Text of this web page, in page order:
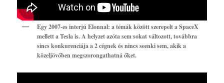
Egy 2007-es interjú Elonnal: a témák között szerepelt a SpaceX
mellett a Tesla is. A helyzet azóta sem sokat változott, továbbra
sincs konkurenciája a 2 cégnek és nincs seenki sem, akik a
közeljövőben megszorongathatná őket.